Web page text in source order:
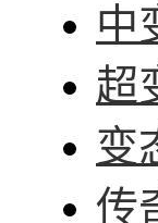
中
超
变
传